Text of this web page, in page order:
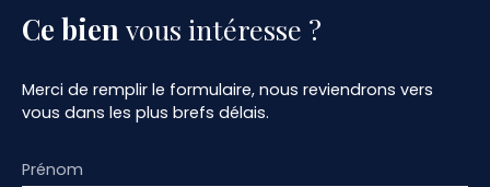
Ce bien vous intéresse ?
Merci de remplir le formulaire, nous reviendrons vers
vous dans les plus brefs délais.
Prénom